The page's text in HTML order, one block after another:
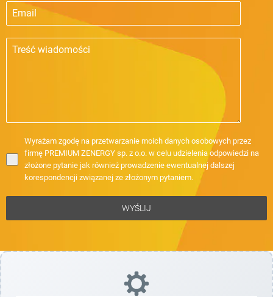
Wyrażam zgodę na przetwarzanie moich danych osobowych przez
firmę PREMIUM ZENERGY sp. z o.o. w celu udzielenia odpowiedzi na
złożone pytanie jak również prowadzenie ewentualnej dalszej
korespondencji związanej ze złożonym pytaniem.
WYŚLIJ